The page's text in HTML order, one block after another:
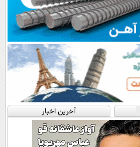
آخرین اخبار